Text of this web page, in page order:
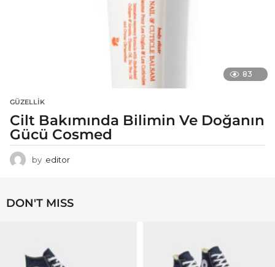
83
GÜZELLIK
Cilt Bakımında Bilimin Ve Doğanın
Gücü Cosmed
by editor
DON'T MISS